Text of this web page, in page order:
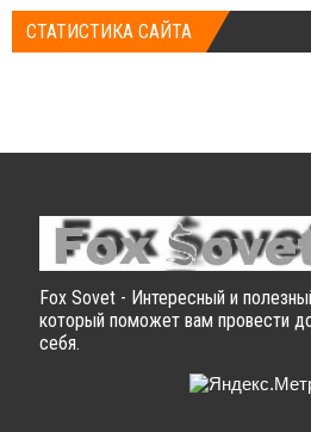
СТАТИСТИКА САЙТА
Fox Sovet - Интересный и
который поможет вам провести
себя.